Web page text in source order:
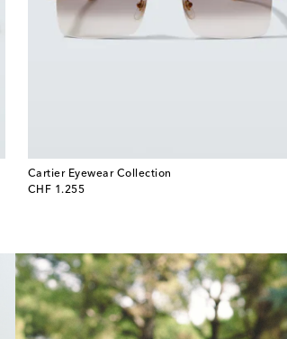
Cartier Eyewear Collection
CHF 1.255
original price